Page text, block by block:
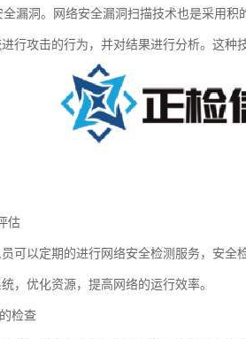
全漏洞。网络安全漏洞扫描技术也是采用
行攻击的行为，并对结果进行分析。这种
估
可以定期的进行网络安全检测服务，安
，优化资源，提高网络的运行效率。
检查